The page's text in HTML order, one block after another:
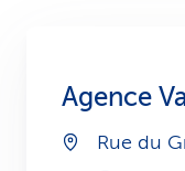
Agence
Rue du